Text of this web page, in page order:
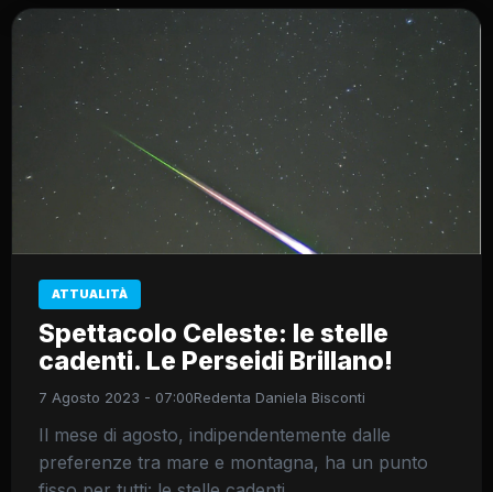
ATTUALITÀ
Spettacolo Celeste: le stelle
cadenti. Le Perseidi Brillano!
7 Agosto 2023 - 07:00Redenta Daniela Bisconti
Il mese di agosto, indipendentemente dalle
preferenze tra mare e montagna, ha un punto